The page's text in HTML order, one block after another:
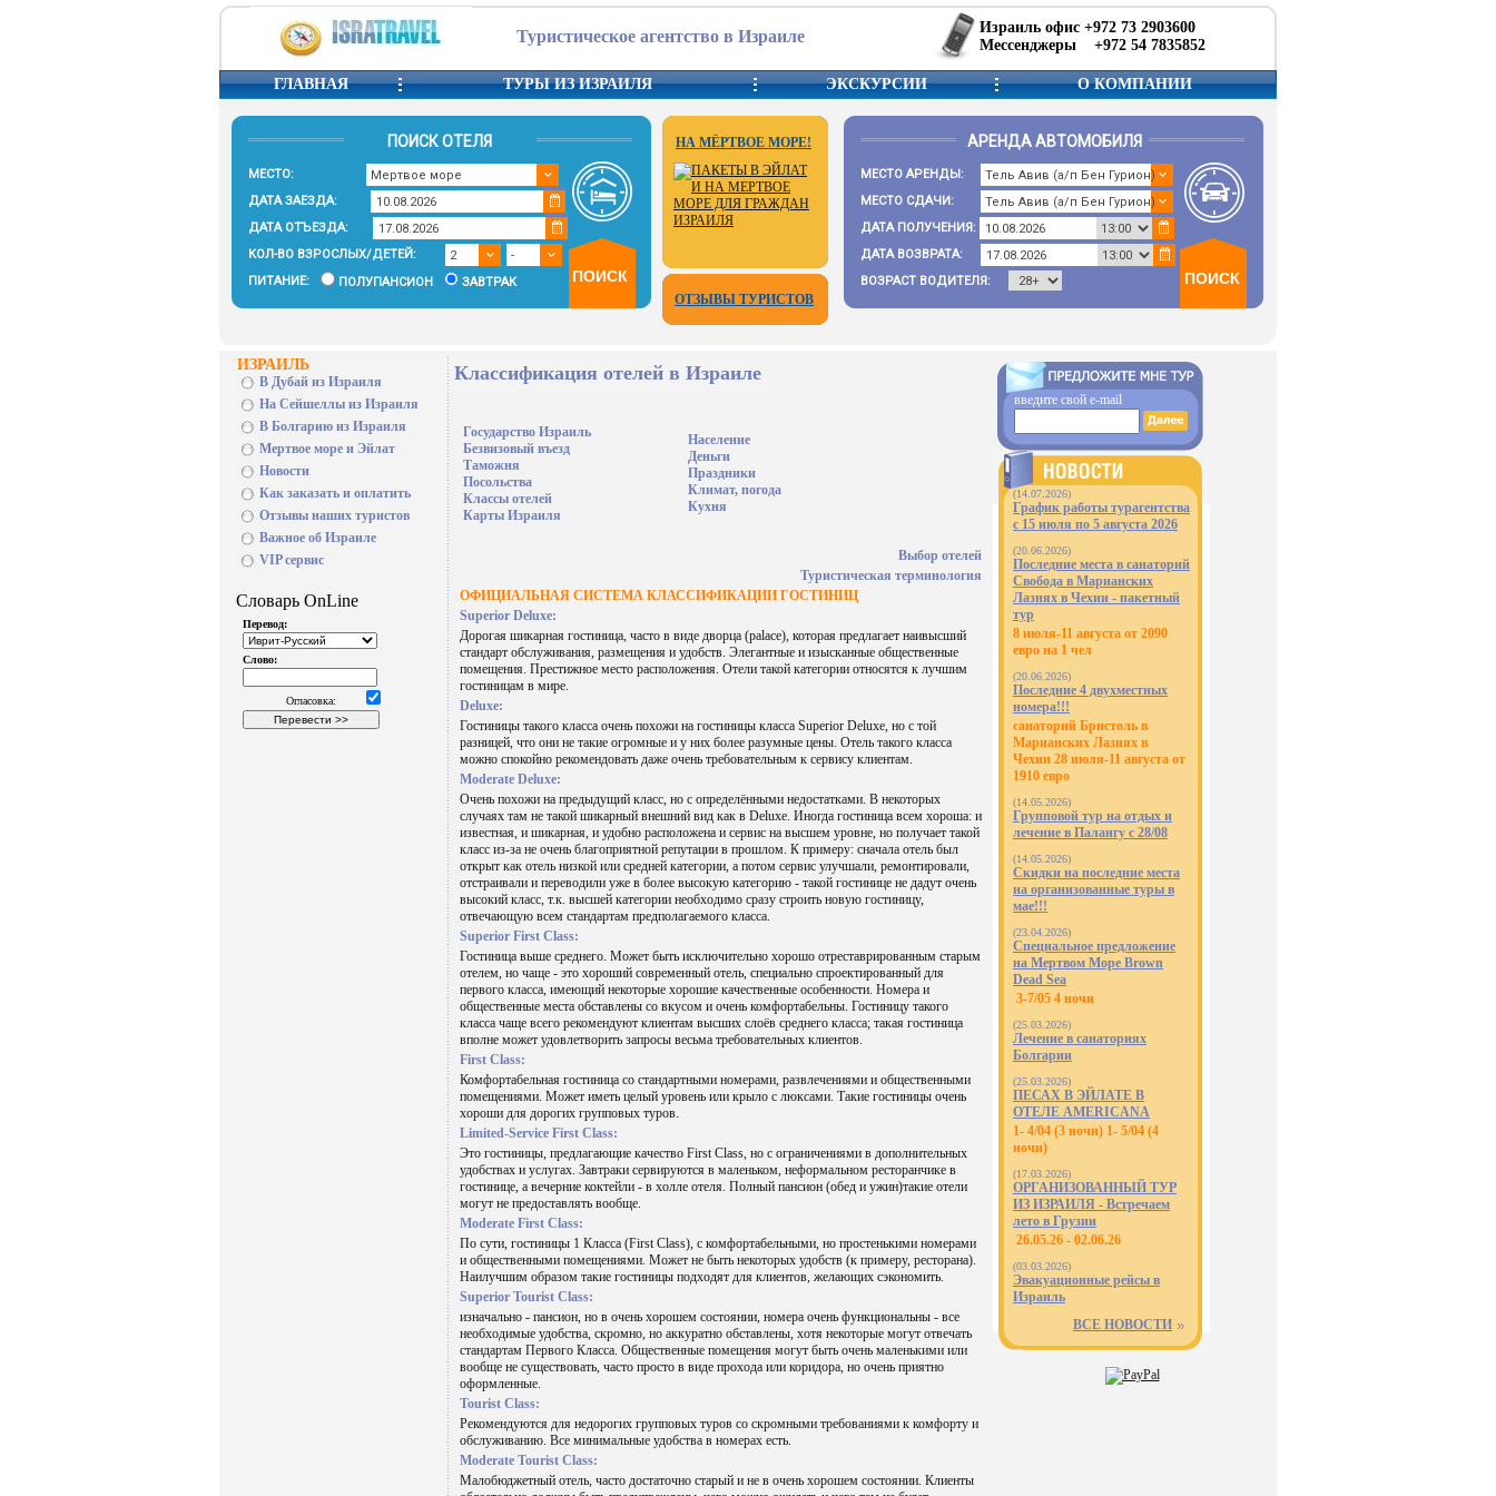
Туристическое агентство в Израиле
Израиль офис +972 73 2903600
Мессенджеры +972 54 7835852
ГЛАВНАЯ ТУРЫ ИЗ ИЗРАИЛЯ ЭКСКУРСИИ О КОМПАНИИ
ПОИСК ОТЕЛЯ
МЕСТО:
ДАТА ЗАЕЗДА:
ДАТА ОТЪЕЗДА:
КОЛ-ВО ВЗРОСЛЫХ/ДЕТЕЙ:
ПИТАНИЕ:
ПОЛУПАНСИОН ЗАВТРАК
НА МЁРТВОЕ МОРЕ!
ОТЗЫВЫ ТУРИСТОВ
АРЕНДА АВТОМОБИЛЯ
МЕСТО АРЕНДЫ:
МЕСТО СДАЧИ:
ДАТА ПОЛУЧЕНИЯ:
ДАТА ВОЗВРАТА:
ВОЗРАСТ ВОДИТЕЛЯ:
ИЗРАИЛЬ
В Дубай из Израиля
На Сейшеллы из Израиля
В Болгарию из Израиля
Мертвое море и Эйлат
Новости
Как заказать и оплатить
Отзывы наших туристов
Важное об Израиле
VIP сервис
Классификация отелей в Израиле
Государство Израиль
Безвизовый въезд
Таможня
Посольства
Классы отелей
Карты Израиля
Население
Деньги
Праздники
Климат, погода
Кухня
Выбор отелей
Туристическая терминология
ОФИЦИАЛЬНАЯ СИСТЕМА КЛАССИФИКАЦИИ ГОСТИНИЦ
Superior Deluxe:
Дорогая шикарная гостиница, часто в виде дворца (palace), которая предлагает наивысший
стандарт обслуживания, размещения и удобств. Элегантные и изысканные общественные
помещения. Престижное место расположения. Отели такой категории относятся к лучшим
гостиницам в мире.
Deluxe:
Гостиницы такого класса очень похожи на гостиницы класса Superior Deluxe, но с той
разницей, что они не такие огромные и у них более разумные цены. Отель такого класса
можно спокойно рекомендовать даже очень требовательным к сервису клиентам.
Moderate Deluxe:
Очень похожи на предыдущий класс, но с определёнными недостатками. В некоторых
случаях там не такой шикарный внешний вид как в Deluxe. Иногда гостиница всем хороша: и
известная, и шикарная, и удобно расположена и сервис на высшем уровне, но получает такой
класс из-за не очень благоприятной репутации в прошлом. К примеру: сначала отель был
открыт как отель низкой или средней категории, а потом сервис улучшали, ремонтировали,
отстраивали и переводили уже в более высокую категорию - такой гостинице не дадут очень
высокий класс, т.к. высшей категории необходимо сразу строить новую гостиницу,
отвечающую всем стандартам предполагаемого класса.
Superior First Class:
Гостиница выше среднего. Может быть исключительно хорошо отреставрированным старым
отелем, но чаще - это хороший современный отель, специально спроектированный для
первого класса, имеющий некоторые хорошие качественные особенности. Номера и
общественные места обставлены со вкусом и очень комфортабельны. Гостиницу такого
класса чаще всего рекомендуют клиентам высших слоёв среднего класса; такая гостиница
вполне может удовлетворить запросы весьма требовательных клиентов.
First Class:
Комфортабельная гостиница со стандартными номерами, развлечениями и общественными
помещениями. Может иметь целый уровень или крыло с люксами. Такие гостиницы очень
хороши для дорогих групповых туров.
Limited-Service First Class:
Это гостиницы, предлагающие качество First Class, но с ограничениями в дополнительных
удобствах и услугах. Завтраки сервируются в маленьком, неформальном ресторанчике в
гостинице, а вечерние коктейли - в холле отеля. Полный пансион (обед и ужин)такие отели
могут не предоставлять вообще.
Moderate First Class:
По сути, гостиницы 1 Класса (First Class), с комфортабельными, но простенькими номерами
и общественными помещениями. Может не быть некоторых удобств (к примеру, ресторана).
Наилучшим образом такие гостиницы подходят для клиентов, желающих сэкономить.
Superior Tourist Class:
изначально - пансион, но в очень хорошем состоянии, номера очень функциональны - все
необходимые удобства, скромно, но аккуратно обставлены, хотя некоторые могут отвечать
стандартам Первого Класса. Общественные помещения могут быть очень маленькими или
вообще не существовать, часто просто в виде прохода или коридора, но очень приятно
оформленные.
Tourist Class:
Рекомендуются для недорогих групповых туров со скромными требованиями к комфорту и
обслуживанию. Все минимальные удобства в номерах есть.
Moderate Tourist Class:
Малобюджетный отель, часто достаточно старый и не в очень хорошем состоянии. Клиенты
введите свой e-mail
(14.07.2026)
График работы турагентства
с 15 июля по 5 августа 2026
(20.06.2026)
Последние места в санаторий
Свобода в Марианских
Лазнях в Чехии - пакетный
тур
8 июля-11 августа от 2090
евро на 1 чел
(20.06.2026)
Последние 4 двухместных
номера!!!
санаторий Бристоль в
Марианских Лазнях в
Чехии 28 июля-11 августа от
1910 евро
(14.05.2026)
Групповой тур на отдых и
лечение в Палангу с 28/08
(14.05.2026)
Скидки на последние места
на организованные туры в
мае!!!
(23.04.2026)
Специальное предложение
на Мертвом Море Brown
Dead Sea
3-7/05 4 ночи
(25.03.2026)
Лечение в санаториях
Болгарии
(25.03.2026)
ПЕСАХ В ЭЙЛАТЕ В
ОТЕЛЕ AMERICANA
1- 4/04 (3 ночи) 1- 5/04 (4
ночи)
(17.03.2026)
ОРГАНИЗОВАННЫЙ ТУР
ИЗ ИЗРАИЛЯ - Встречаем
лето в Грузии
26.05.26 - 02.06.26
(03.03.2026)
Эвакуационные рейсы в
Израиль
ВСЕ НОВОСТИ